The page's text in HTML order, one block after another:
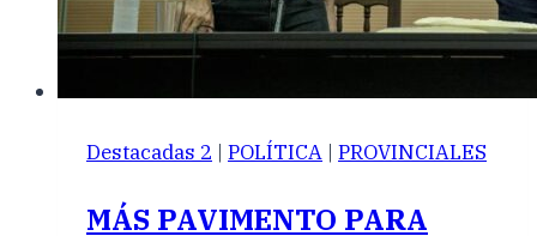
Destacadas 2 | POLÍTICA | PROVINCIALES
MÁS PAVIMENTO PARA